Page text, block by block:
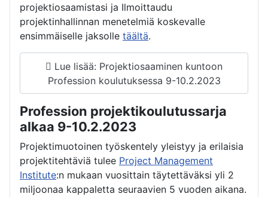
projektiosaamistasi ja Ilmoittaudu
projektinhallinnan menetelmiä koskevalle
ensimmäiselle jaksolle täältä.
Lue lisää: Projektiosaaminen kuntoon
Profession koulutuksessa 9-10.2.2023
Profession projektikoulutussarja
alkaa 9-10.2.2023
Projektimuotoinen työskentely yleistyy ja erilaisia
projektitehtäviä tulee Project Management
Institute:n mukaan vuosittain täytettäväksi yli 2
miljoonaa kappaletta seuraavien 5 vuoden aikana.